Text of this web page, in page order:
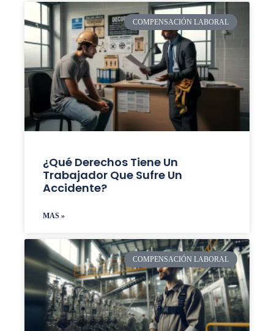
COMPENSACIÓN LABORAL
¿Qué Derechos Tiene Un
Trabajador Que Sufre Un
Accidente?
MAS »
COMPENSACIÓN LABORAL